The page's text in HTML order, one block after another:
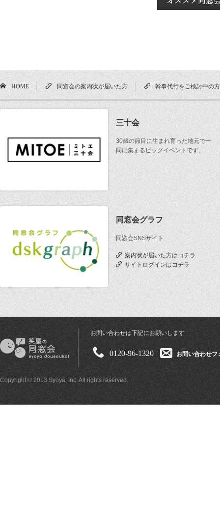
HOME 同窓会の案内状が届いた方 幹事代行をご検討中の方
三十会
30歳の節目に生まれ育った地元で一
同に集まるビッグイベントです。
同窓会グラフ
同窓会SNSサイト
案内状が届いた方はコチラ
サイトログインはコチラ
お問い合わせは下記にお願いします
0120-96-1320 お問い合わせフ
Copyright © 2013 Syoya, Inc. All rights reserved.